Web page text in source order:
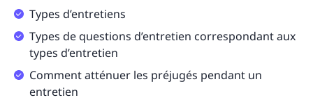
Types d’entretiens
Types de questions d’entretien correspondant aux
types d’entretien
Comment atténuer les préjugés pendant un
entretien